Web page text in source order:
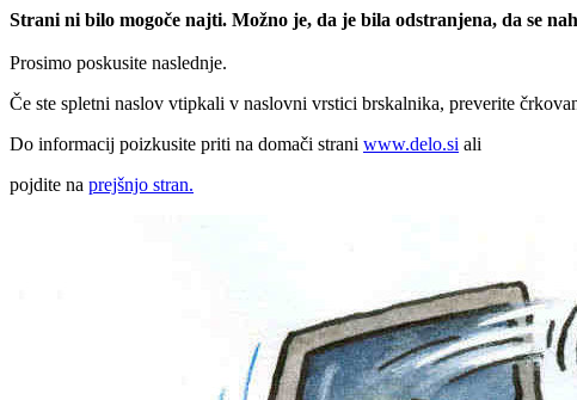
Strani ni bilo mogoče najti. Možno je, da je bila odstranjena, da se
Prosimo poskusite naslednje.
Če ste spletni naslov vtipkali v naslovni vrstici brskalnika, preverite
Do informacij poizkusite priti na domači strani www.delo.si ali
pojdite na prejšnjo stran.